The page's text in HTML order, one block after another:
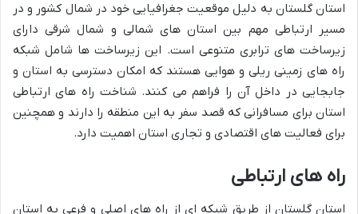
استان گلستان به دلیل موقعیت جغرافیایی خود در شمال کشور و در
مسیر ارتباطی مهم بین استان های شمالی و شمال شرقی دارای
زیرساخت های ترابری متنوعی است. این زیرساخت ها شامل شبکه
راه های زمینی ریلی و هوایی هستند که امکان دسترسی به استان و
جابجایی در داخل آن را فراهم می کنند. شناخت راه های ارتباطی
استان برای مسافرانی که قصد سفر به این منطقه را دارند و همچنین
برای فعالیت های اقتصادی و تجاری استان اهمیت دارد.
راه های ارتباطی
استان گلستان از طریق شبکه ای از راه های اصلی و فرعی به استان